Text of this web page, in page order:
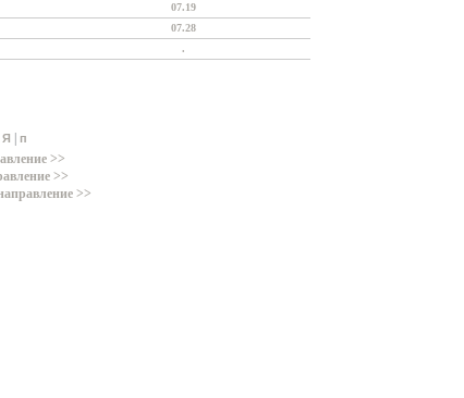
07.19
07.28
.
Я п
>>
>>
>>